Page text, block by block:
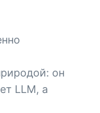
он
LLM, а